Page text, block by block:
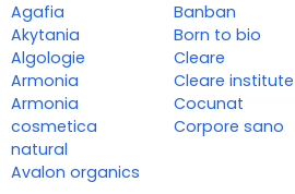
Agafia
Akytania
Algologie
Armonia
Armonia
cosmetica
natural
Avalon organics
Banban
Born to bio
Cleare
Cleare institute
Cocunat
Corpore sano